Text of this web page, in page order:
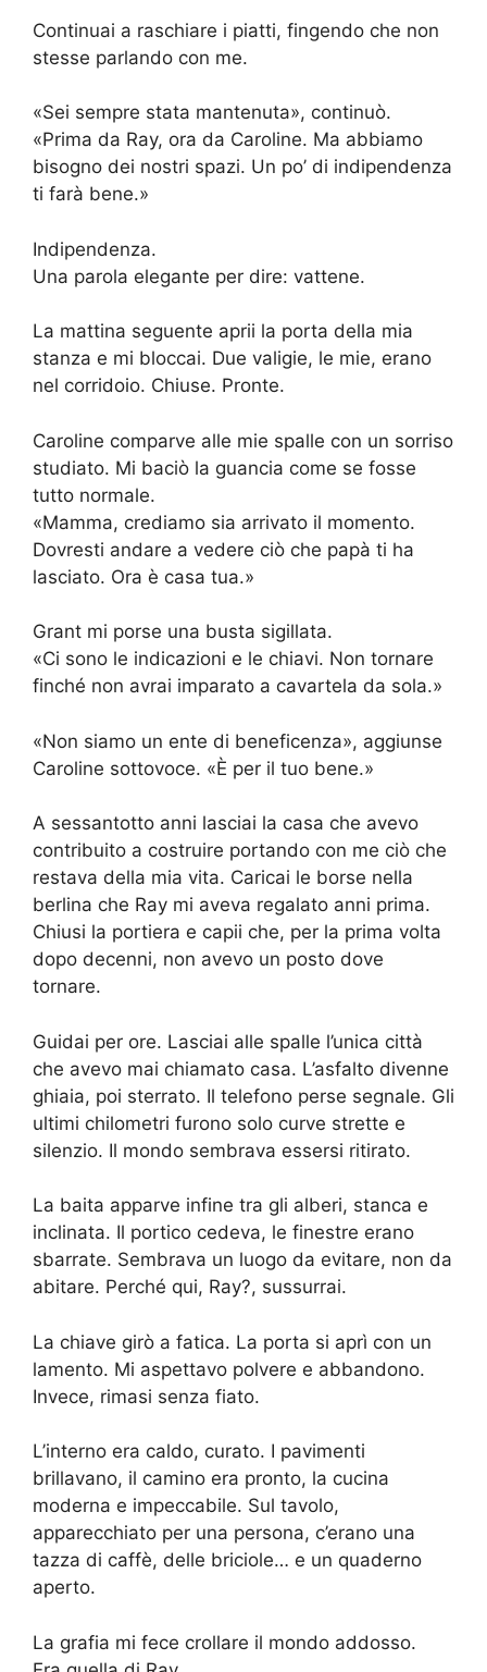
Continuai a raschiare i piatti, fingendo che non
stesse parlando con me.
«Sei sempre stata mantenuta», continuò.
«Prima da Ray, ora da Caroline. Ma abbiamo
bisogno dei nostri spazi. Un po’ di indipendenza
ti farà bene.»
Indipendenza.
Una parola elegante per dire: vattene.
La mattina seguente aprii la porta della mia
stanza e mi bloccai. Due valigie, le mie, erano
nel corridoio. Chiuse. Pronte.
Caroline comparve alle mie spalle con un sorriso
studiato. Mi baciò la guancia come se fosse
tutto normale.
«Mamma, crediamo sia arrivato il momento.
Dovresti andare a vedere ciò che papà ti ha
lasciato. Ora è casa tua.»
Grant mi porse una busta sigillata.
«Ci sono le indicazioni e le chiavi. Non tornare
finché non avrai imparato a cavartela da sola.»
«Non siamo un ente di beneficenza», aggiunse
Caroline sottovoce. «È per il tuo bene.»
A sessantotto anni lasciai la casa che avevo
contribuito a costruire portando con me ciò che
restava della mia vita. Caricai le borse nella
berlina che Ray mi aveva regalato anni prima.
Chiusi la portiera e capii che, per la prima volta
dopo decenni, non avevo un posto dove
tornare.
Guidai per ore. Lasciai alle spalle l’unica città
che avevo mai chiamato casa. L’asfalto divenne
ghiaia, poi sterrato. Il telefono perse segnale. Gli
ultimi chilometri furono solo curve strette e
silenzio. Il mondo sembrava essersi ritirato.
La baita apparve infine tra gli alberi, stanca e
inclinata. Il portico cedeva, le finestre erano
sbarrate. Sembrava un luogo da evitare, non da
abitare. Perché qui, Ray?, sussurrai.
La chiave girò a fatica. La porta si aprì con un
lamento. Mi aspettavo polvere e abbandono.
Invece, rimasi senza fiato.
L’interno era caldo, curato. I pavimenti
brillavano, il camino era pronto, la cucina
moderna e impeccabile. Sul tavolo,
apparecchiato per una persona, c’erano una
tazza di caffè, delle briciole… e un quaderno
aperto.
La grafia mi fece crollare il mondo addosso.